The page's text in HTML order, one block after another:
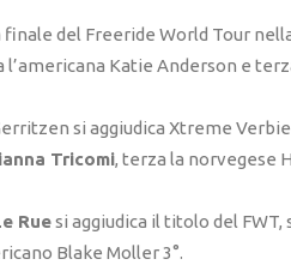
finale del Freeride World Tour
l’americana Katie Anderson e
si aggiudica Xtreme
Tricomi, terza la norvegese
Ruesi aggiudica il titolo del
Blake Moller 3°.